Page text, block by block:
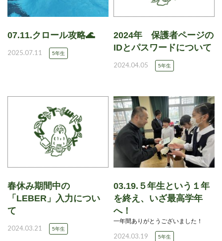
07.11.クロール攻略🌊
2025.07.11 5年生
2024年 保護者ページの
IDとパスワードについて
2024.04.05 5年生
春休み期間中の
「LEBER」入力につい
て
2024.03.21 5年生
03.19.５年生という１年
を終え、いざ最高学年
へ！
一年間ありがとうございました！
2024.03.19 5年生